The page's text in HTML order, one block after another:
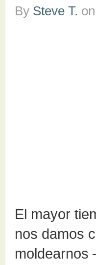
By Steve T. on
El mayor
nos damos
moldearnos